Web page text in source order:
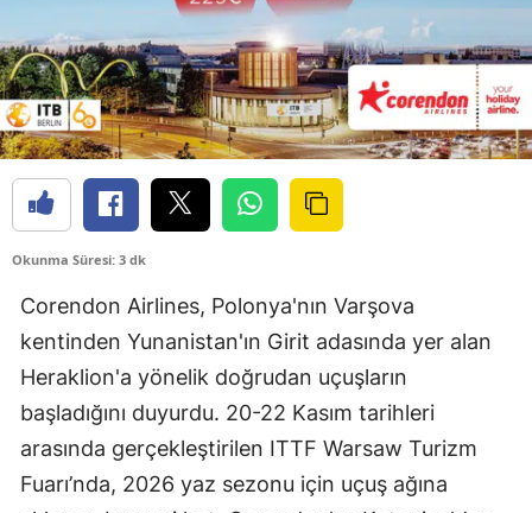
Okunma Süresi: 3 dk
Corendon Airlines, Polonya'nın Varşova
kentinden Yunanistan'ın Girit adasında yer alan
Heraklion'a yönelik doğrudan uçuşların
başladığını duyurdu. 20-22 Kasım tarihleri
arasında gerçekleştirilen ITTF Warsaw Turizm
Fuarı’nda, 2026 yaz sezonu için uçuş ağına